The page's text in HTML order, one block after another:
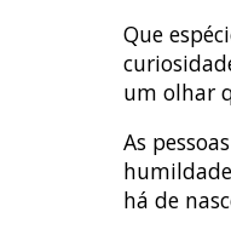
Que
um olhar
As
há de